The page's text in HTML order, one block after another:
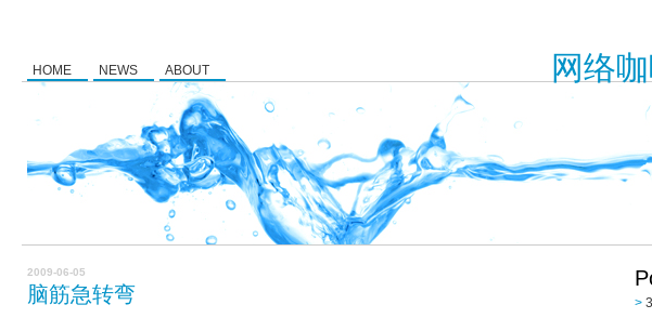
网络
HOME NEWS ABOUT
2009-06-05
脑筋急转弯